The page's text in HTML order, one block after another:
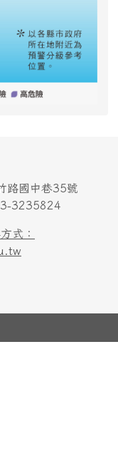
路國中巷35號
3235824
式：